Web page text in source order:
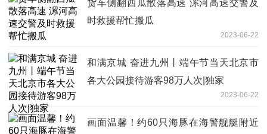
货车侧翻西瓜散落高速 漯河高速交警及
时救援帮忙搬瓜
2023-06-22
和满京城 奋进九州丨端午节当天北京市
各大公园接待游客98万人次|独家
2023-06-22
画面温馨！约60只海豚在海警舰艇附近